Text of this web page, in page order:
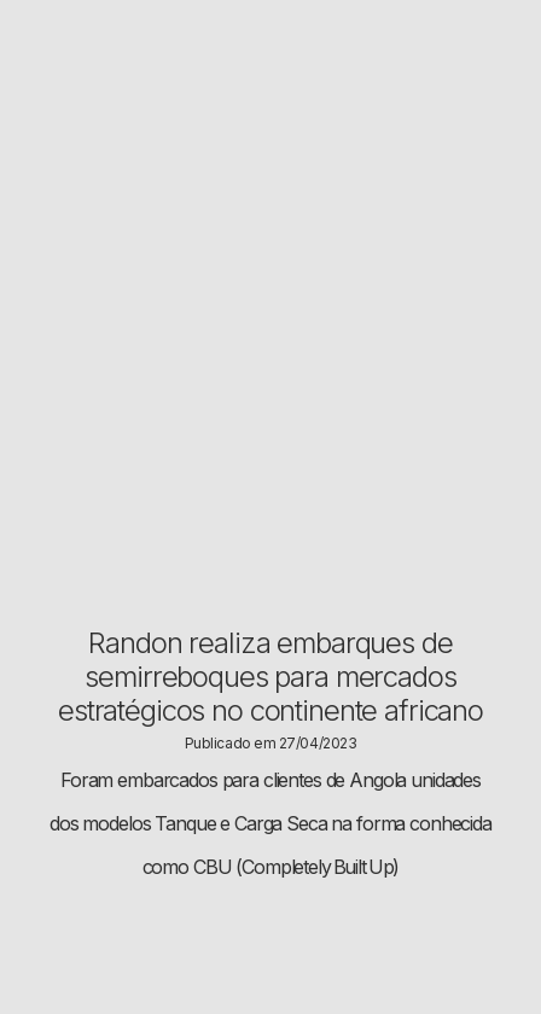
​​​Randon realiza embarques de
semirreboques para mercados
estratégicos no continente africano
Publicado em 27/04/2023
Foram embarcados para clientes de Angola unidades
dos modelos Tanque e Carga Seca na forma conhecida
como CBU (Completely Built Up)